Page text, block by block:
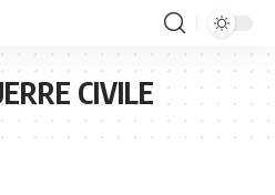
CIVILE